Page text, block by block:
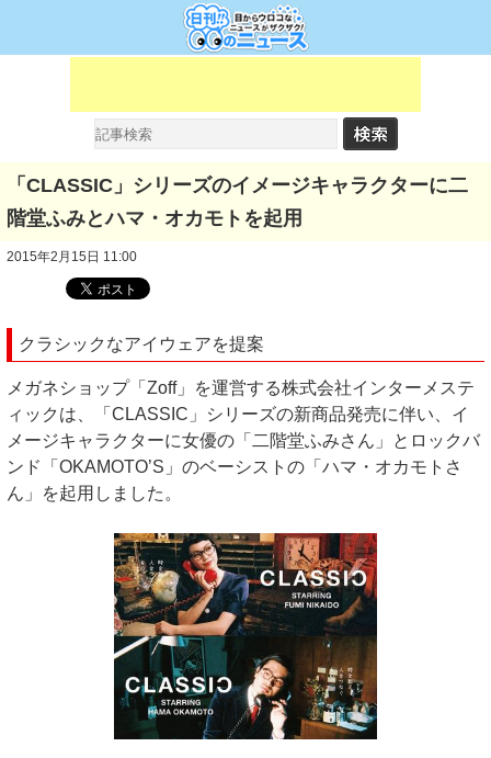
「CLASSIC」シリーズのイメージキャラクターに二
階堂ふみとハマ・オカモトを起用
2015年2月15日 11:00
クラシックなアイウェアを提案
メガネショップ「Zoff」を運営する株式会社インターメステ
ィックは、「CLASSIC」シリーズの新商品発売に伴い、イ
メージキャラクターに女優の「二階堂ふみさん」とロックバ
ンド「OKAMOTO’S」のベーシストの「ハマ・オカモトさ
ん」を起用しました。